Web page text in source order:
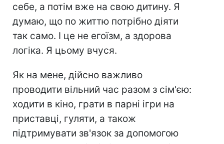
себе, а потім вже на свою дитину. Я
думаю, що по життю потрібно діяти
так само. І це не егоїзм, а здорова
логіка. Я цьому вчуся.
Як на мене, дійсно важливо
проводити вільний час разом з сім'єю:
ходити в кіно, грати в парні ігри на
приставці, гуляти, а також
підтримувати зв'язок за допомогою